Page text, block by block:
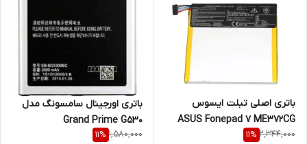
باتری اصلی تبلت ایسوس
ASUS Fonepad 7 ME372CG
2,344,000
11%
باتری اورجینال سامسونگ مدل
Grand Prime G530
1,580,000
11%